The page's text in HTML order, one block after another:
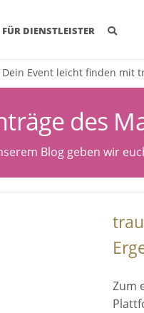
FÜR DIENSTLEISTER
Event leicht finden mit
des
Blog geben wir
Zum